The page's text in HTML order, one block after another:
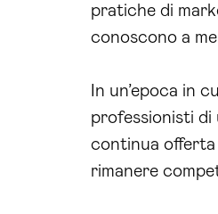
pratiche di
conoscono a
In un’epoca in
professionisti di
continua offerta
rimanere